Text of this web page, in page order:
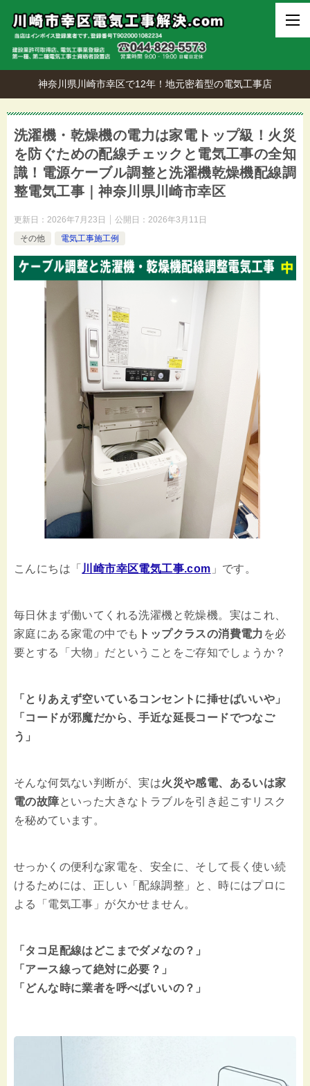
神奈川県川崎市幸区で12年！地元密着型の電気工事店
洗濯機・乾燥機の電力は家電トップ級！火災
を防ぐための配線チェックと電気工事の全知
識！電源ケーブル調整と洗濯機乾燥機配線調
整電気工事｜神奈川県川崎市幸区
更新日： 2026年7月23日 公開日： 2026年3月11日
その他
電気工事施工例
こんにちは「 川崎市幸区電気工事.com 」です。
毎日休まず働いてくれる洗濯機と乾燥機。実はこれ、
家庭にある家電の中でも トップクラスの消費電力 を必
要とする「大物」だということをご存知でしょうか？
「とりあえず空いているコンセントに挿せばいいや」
「コードが邪魔だから、手近な延長コードでつなご
う」
そんな何気ない判断が、実は火災や感電、あるいは家
電の故障といった大きなトラブルを引き起こすリスク
を秘めています。
せっかくの便利な家電を、安全に、そして長く使い続
けるためには、正しい「配線調整」と、時にはプロに
よる「電気工事」が欠かせません。
「タコ足配線はどこまでダメなの？」
「アース線って絶対に必要？」
「どんな時に業者を呼べばいいの？」